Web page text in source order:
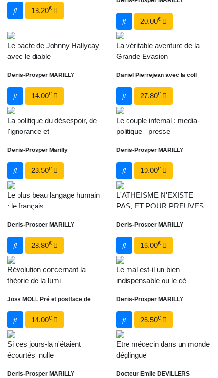
13.20€
20.00€
Le pacte de Johnny Hallyday
avec le diable
Denis-Prosper MARILLY
14.00€
La véritable aventure de la
Grande Evasion
Daniel Pierrejean avec la coll
27.80€
La politique du désespoir, de
l'ignorance et
Denis-Prosper Marilly
23.50€
Le couple infernal : media-
politique - presse
Denis-Prosper MARILLY
19.00€
Le plus beau langage humain
: le français
Denis-Prosper MARILLY
28.80€
L'ATHEISME N'EXISTE
PAS, ET POUR PREUVES...
Denis-Prosper MARILLY
16.00€
Révolution concernant la
théorie de la lumi
Joss MOLL Pré et postface de
14.00€
Le mal est-il un bien
indispensable ou le dé
Denis-Prosper MARILLY
26.50€
Si ces jours-la n'étaient
écourtés, nulle
Denis-Prosper MARILLY
Etre médecin dans un monde
déglingué
Docteur Emile DEVILLERS